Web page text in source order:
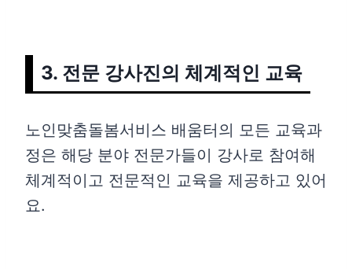
3. 전문 강사진의 체계적인 교육
노인맞춤돌봄서비스 배움터의 모든 교육과
정은 해당 분야 전문가들이 강사로 참여해
체계적이고 전문적인 교육을 제공하고 있어
요.